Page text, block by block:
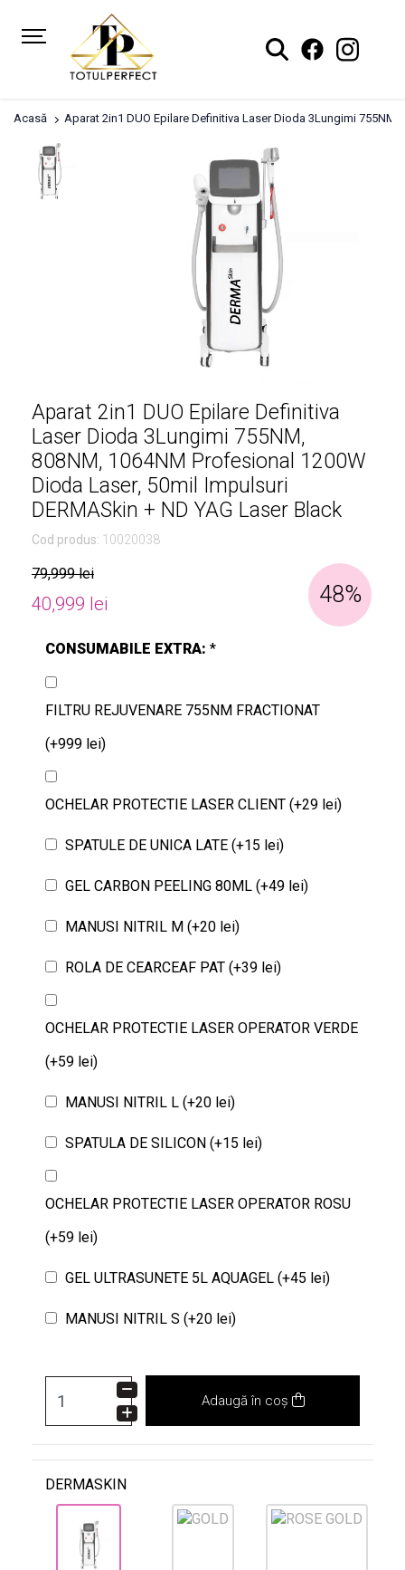
Acasă Aparat 2in1 DUO Epilare Definitiva Laser Dioda 3Lungimi
Aparat 2in1 DUO Epilare Definitiva
Laser Dioda 3Lungimi 755NM,
808NM, 1064NM Profesional 1200W
Dioda Laser, 50mil Impulsuri
DERMASkin + ND YAG Laser Black
Cod produs: 10020038
79,999 lei
40,999 lei 48%
CONSUMABILE EXTRA: *
FILTRU REJUVENARE 755NM FRACTIONAT
(+999 lei)
OCHELAR PROTECTIE LASER CLIENT (+29 lei)
SPATULE DE UNICA LATE (+15 lei)
GEL CARBON PEELING 80ML (+49 lei)
MANUSI NITRIL M (+20 lei)
ROLA DE CEARCEAF PAT (+39 lei)
OCHELAR PROTECTIE LASER OPERATOR VERDE
(+59 lei)
MANUSI NITRIL L (+20 lei)
SPATULA DE SILICON (+15 lei)
OCHELAR PROTECTIE LASER OPERATOR ROSU
(+59 lei)
GEL ULTRASUNETE 5L AQUAGEL (+45 lei)
MANUSI NITRIL S (+20 lei)
Adaugă în coș
DERMASKIN